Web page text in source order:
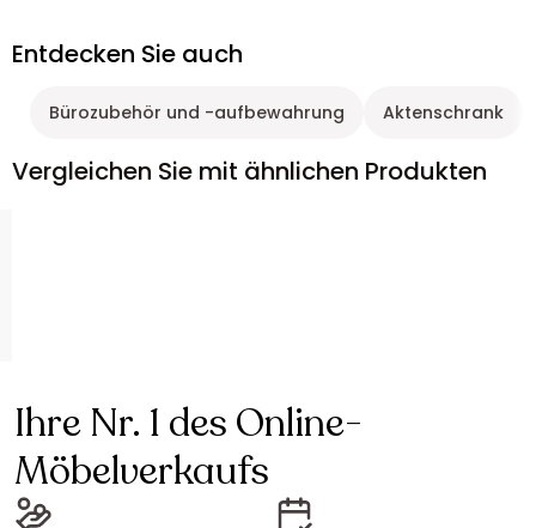
Entdecken Sie auch
Bürozubehör und -aufbewahrung Aktenschrank
Vergleichen Sie mit ähnlichen Produkten
Ihre Nr. 1 des Online-
Möbelverkaufs